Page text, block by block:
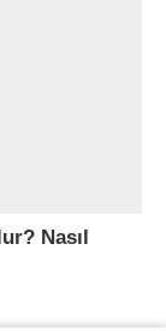
Nasıl